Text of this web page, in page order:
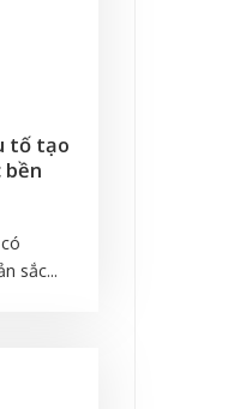
tố tạo
sắc...